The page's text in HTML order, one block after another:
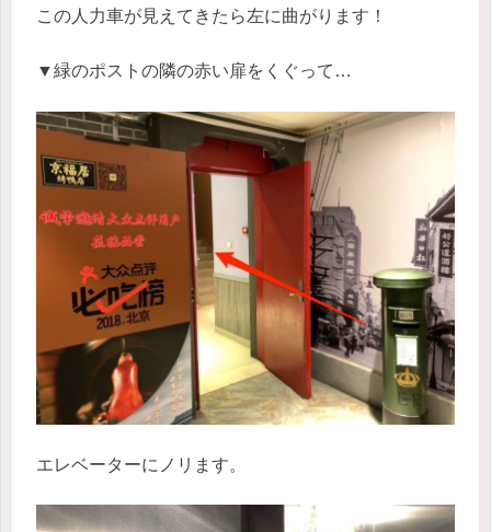
この人力車が見えてきたら左に曲がります！
▼緑のポストの隣の赤い扉をくぐって…
エレベーターにノリます。